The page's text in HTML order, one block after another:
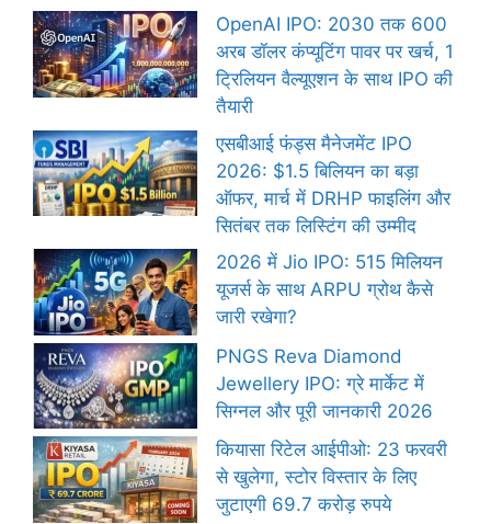
OpenAI IPO: 2030 तक 600
अरब डॉलर कंप्यूटिंग पावर पर खर्च, 1
ट्रिलियन वैल्यूएशन के साथ IPO की
तैयारी
एसबीआई फंड्स मैनेजमेंट IPO
2026: $1.5 बिलियन का बड़ा
ऑफर, मार्च में DRHP फाइलिंग और
सितंबर तक लिस्टिंग की उम्मीद
2026 में Jio IPO: 515 मिलियन
यूजर्स के साथ ARPU ग्रोथ कैसे
जारी रखेगा?
PNGS Reva Diamond
Jewellery IPO: ग्रे मार्केट में
सिग्नल और पूरी जानकारी 2026
कियासा रिटेल आईपीओ: 23 फरवरी
से खुलेगा, स्टोर विस्तार के लिए
जुटाएगी 69.7 करोड़ रुपये